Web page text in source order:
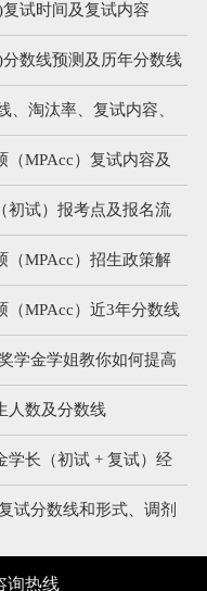
试时间及复试内容
数线预测及历年分数线
、淘汰率、复试内容、
MPAcc）复试内容及
初试）报考点及报名流
（MPAcc）招生政策解
（MPAcc）近3年分数线
学金学姐教你如何提高
人数及分数线
学长（初试 + 复试）经
试分数线和形式、调剂
询热线